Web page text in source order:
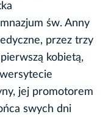
św. Anny
przez trzy
kobietą,
jej promotorem
swych dni